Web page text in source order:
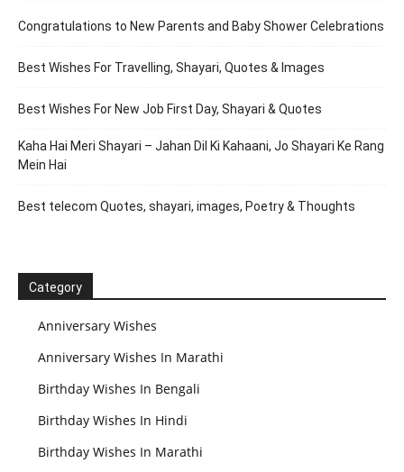
Congratulations to New Parents and Baby Shower Celebrations
Best Wishes For Travelling, Shayari, Quotes & Images
Best Wishes For New Job First Day, Shayari & Quotes
Kaha Hai Meri Shayari – Jahan Dil Ki Kahaani, Jo Shayari Ke Rang
Mein Hai
Best telecom Quotes, shayari, images, Poetry & Thoughts
Category
Anniversary Wishes
Anniversary Wishes In Marathi
Birthday Wishes In Bengali
Birthday Wishes In Hindi
Birthday Wishes In Marathi